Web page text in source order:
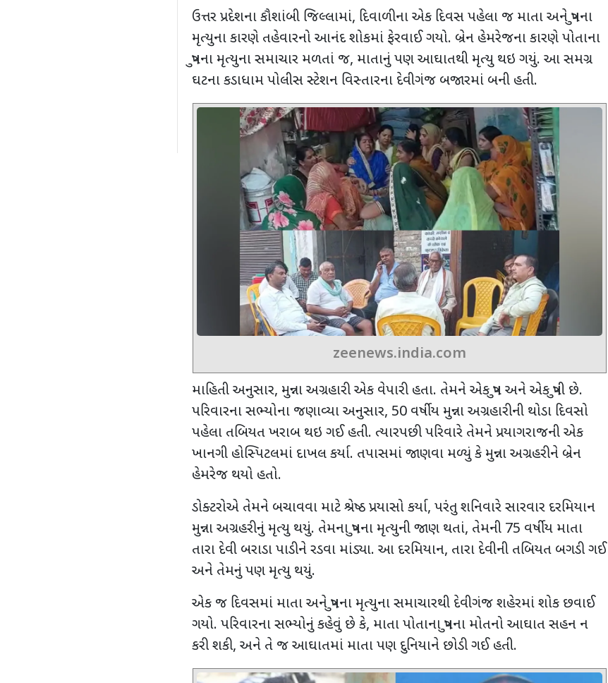
ઉત્તર પ્રદેશના કૌશાંબી જિલ્લામાં, દિવાળીના એક દિવસ પહેલા જ માતા અને પુત્રના
મૃત્યુના કારણે તહેવારનો આનંદ શોકમાં ફેરવાઈ ગયો. બ્રેન હેમરેજના કારણે પોતાના
પુત્રના મૃત્યુના સમાચાર મળતાં જ, માતાનું પણ આઘાતથી મૃત્યુ થઇ ગયું. આ સમગ્ર
ઘટના કડાધામ પોલીસ સ્ટેશન વિસ્તારના દેવીગંજ બજારમાં બની હતી.
zeenews.india.com
માહિતી અનુસાર, મુન્ના અગ્રહારી એક વેપારી હતા. તેમને એક પુત્ર અને એક પુત્રી છે.
પરિવારના સભ્યોના જણાવ્યા અનુસાર, 50 વર્ષીય મુન્ના અગ્રહારીની થોડા દિવસો
પહેલા તબિયત ખરાબ થઇ ગઈ હતી. ત્યારપછી પરિવારે તેમને પ્રયાગરાજની એક
ખાનગી હોસ્પિટલમાં દાખલ કર્યા. તપાસમાં જાણવા મળ્યું કે મુન્ના અગ્રહરીને બ્રેન
હેમરેજ થયો હતો.
ડોક્ટરોએ તેમને બચાવવા માટે શ્રેષ્ઠ પ્રયાસો કર્યા, પરંતુ શનિવારે સારવાર દરમિયાન
મુન્ના અગ્રહરીનું મૃત્યુ થયું. તેમના પુત્રના મૃત્યુની જાણ થતાં, તેમની 75 વર્ષીય માતા
તારા દેવી બરાડા પાડીને રડવા માંડ્યા. આ દરમિયાન, તારા દેવીની તબિયત બગડી ગઈ
અને તેમનું પણ મૃત્યુ થયું.
એક જ દિવસમાં માતા અને પુત્રના મૃત્યુના સમાચારથી દેવીગંજ શહેરમાં શોક છવાઈ
ગયો. પરિવારના સભ્યોનું કહેવું છે કે, માતા પોતાના પુત્રના મોતનો આઘાત સહન ન
કરી શકી, અને તે જ આઘાતમાં માતા પણ દુનિયાને છોડી ગઈ હતી.